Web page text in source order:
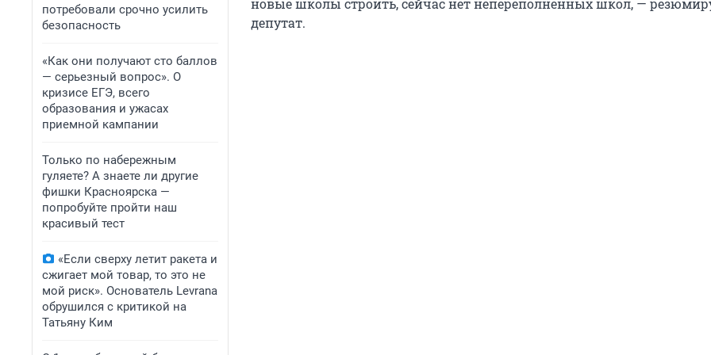
потребовали срочно усилить
безопасность
«Как они получают сто баллов
— серьезный вопрос». О
кризисе ЕГЭ, всего
образования и ужасах
приемной кампании
Только по набережным
гуляете? А знаете ли другие
фишки Красноярска —
попробуйте пройти наш
красивый тест
«Если сверху летит ракета и
сжигает мой товар, то это не
мой риск». Основатель Levrana
обрушился с критикой на
Татьяну Ким
новые школы строить, сейчас нет непереполненных школ, —
депутат.